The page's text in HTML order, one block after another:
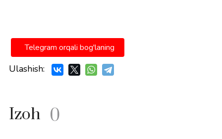
Telegram orqali bog'laning
Ulashish:
Izoh 0